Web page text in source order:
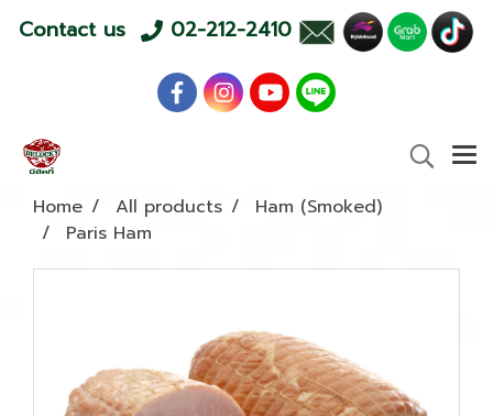
Contact us 02-212-2410
Home All products
Ham (Smoked)
Paris Ham